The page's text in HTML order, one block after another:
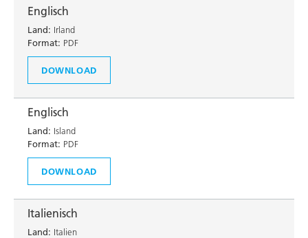
Englisch
Land: Irland
Format: PDF
DOWNLOAD
Englisch
Land: Island
Format: PDF
DOWNLOAD
Italienisch
Land: Italien